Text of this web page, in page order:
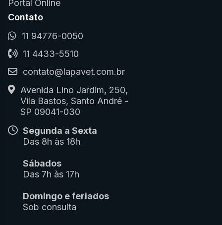
Portal Online
Contato
11 94776-0050
11 4433-5510
contato@lapavet.com.br
Avenida Lino Jardim, 250,
Vila Bastos, Santo André -
SP 09041-030
Segunda a Sexta
Das 8h às 18h
Sábados
Das 7h às 17h
Domingo e feriados
Sob consulta